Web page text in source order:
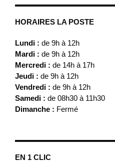
HORAIRES LA POSTE
Lundi : de 9h à 12h
Mardi : de 9h à 12h
Mercredi : de 14h à 17h
Jeudi : de 9h à 12h
Vendredi : de 9h à 12h
Samedi : de 08h30 à 11h30
Dimanche : Fermé
EN 1 CLIC